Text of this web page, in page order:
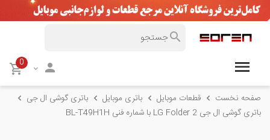
0
صفحه نخست قطعات موبایل باتری موبایل
باتری گوشی ال جی
باتری گوشی ال جی LG Folder 2 با شماره فنی BL-T49H1H